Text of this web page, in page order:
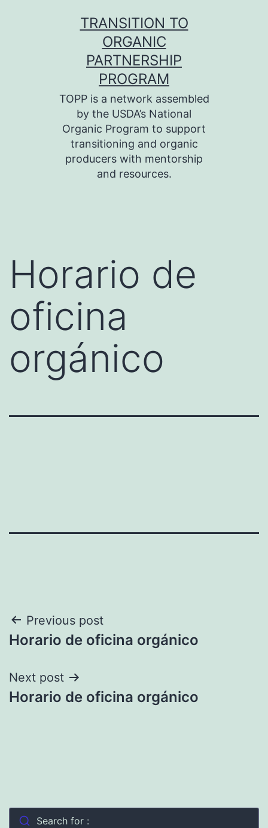
TRANSITION TO
ORGANIC
PARTNERSHIP
PROGRAM
TOPP is a network assembled
by the USDA’s National
Organic Program to support
transitioning and organic
producers with mentorship
and resources.
Horario de
oficina
orgánico
Navegación
de
entradas
Previous post
Horario de oficina orgánico
Next post
Horario de oficina orgánico
Search for :